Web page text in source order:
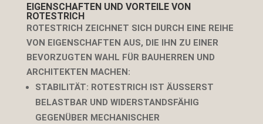
EIGENSCHAFTEN UND VORTEILE VON
ROTESTRICH
ROTESTRICH ZEICHNET SICH DURCH EINE REIHE
VON EIGENSCHAFTEN AUS, DIE IHN ZU EINER
BEVORZUGTEN WAHL FÜR BAUHERREN UND
ARCHITEKTEN MACHEN:
STABILITÄT: ROTESTRICH IST ÄUSSERST B
ELASTBAR UND WIDERSTANDSFÄHIG G
EGENÜBER MECHANISCHER B